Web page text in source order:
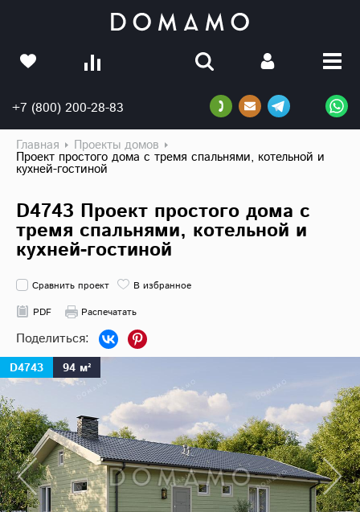
+7 (800) 200-28-83
Главная Проекты домов
Проект простого дома с тремя спальнями, котельной и
кухней-гостиной
D4743 Проект простого дома с
тремя спальнями, котельной и
кухней-гостиной
Сравнить проект
В избранное
PDF
Распечатать
D4743 94 м²